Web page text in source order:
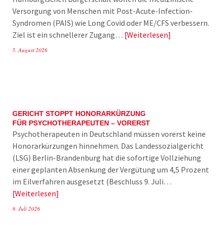
Versorgung von Menschen mit Post-Acute-Infection-
Syndromen (PAIS) wie Long Covid oder ME/CFS verbessern.
Ziel ist ein schnellerer Zugang… Weiterlesen
5. August 2026
GERICHT STOPPT HONORARKÜRZUNG
FÜR PSYCHOTHERAPEUTEN – VORERST
Psychotherapeuten in Deutschland müssen vorerst keine
Honorarkürzungen hinnehmen. Das Landessozialgericht
(LSG) Berlin-Brandenburg hat die sofortige Vollziehung
einer geplanten Absenkung der Vergütung um 4,5 Prozent
im Eilverfahren ausgesetzt (Beschluss 9. Juli…
Weiterlesen
9. Juli 2026